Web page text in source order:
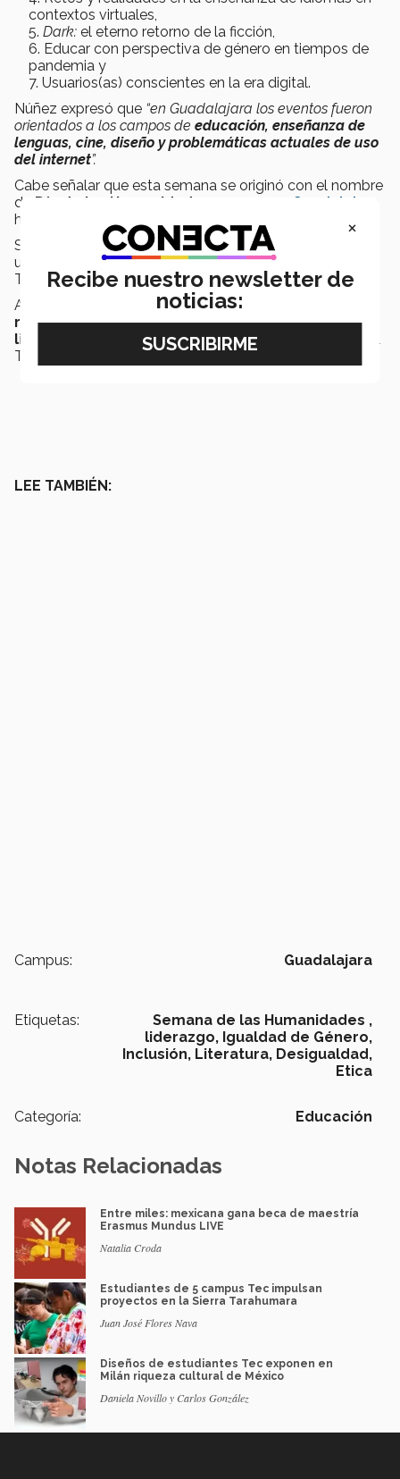
contextos virtuales,
Dark: el eterno retorno de la ficción,
Educar con perspectiva de género en tiempos de
pandemia y
Usuarios(as) conscientes en la era digital.
Núñez expresó que “en Guadalajara los eventos fueron
orientados a los campos de educación, enseñanza de
lenguas, cine, diseño y problemáticas actuales de uso
del internet”.
Cabe señalar que esta semana se originó con el nombre
de Día de las Humanidades
campus Guadalajara
hace 4 años.
Se mantiene en constante evolución y actualmente es
un evento quese celebra en 7 campus
Tecnológico de Monterrey.
Así, la Semana de las Humanidades
reflexióna través de diferentesmanifestaciones
literarias y artísticasen toda la Región Occidente del
Tec.
LEE TAMBIÉN:
Campus: Guadalajara
Etiquetas:
Semana de las Humanidades ,
liderazgo, Igualdad de Género,
Inclusión, Literatura, Desigualdad,
Etica
Categoría: Educación
Notas Relacionadas
Entre miles: mexicana gana beca de maestría
Erasmus Mundus LIVE
Natalia Croda
Estudiantes de 5 campus Tec impulsan
proyectos en la Sierra Tarahumara
Juan José Flores Nava
Diseños de estudiantes Tec exponen en
Milán riqueza cultural de México
Daniela Novillo y Carlos González
×
Recibe nuestro newsletter de
noticias: